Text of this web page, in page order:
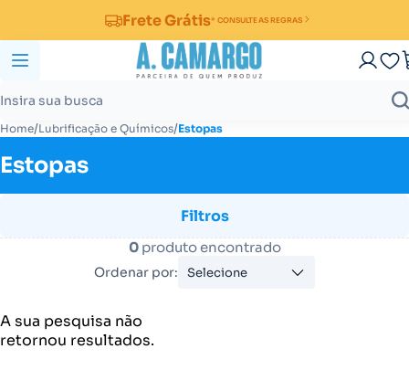
Frete Grátis* CONSULTE AS REGRAS
Home/Lubrificação e Químicos/Estopas
Estopas
Filtros
0produto encontrado
Ordenar por: Selecione
A sua pesquisa não
retornou resultados.